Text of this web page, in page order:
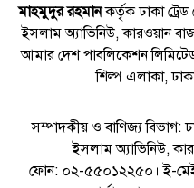
মাহমুদুর রহমানকর্তৃক ঢাকা
ইসলাম অ্যাভিনিউ, কারওয়ান
আমার দেশ পাবলিকেশন
শিল্প এলাকা,
সম্পাদকীয় ও বাণিজ্য বিভাগ:
ইসলাম অ্যাভিনিউ,
ফোন: ০২-৫৫০১২২৫০। ই-